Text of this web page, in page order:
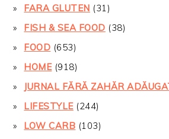
FARA GLUTEN (31)
FISH & SEA FOOD (38)
FOOD (653)
HOME(918)
JURNAL FĂRĂ ZAHĂR
LIFESTYLE(244)
LOW CARB (103)